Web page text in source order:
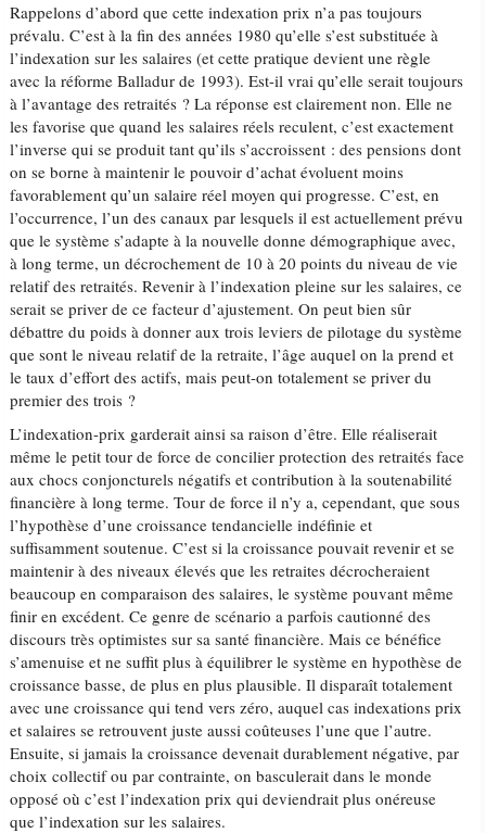
Rappelons d’abord que cette indexation prix n’a pas toujours
prévalu. C’est à la fin des années 1980 qu’elle s’est substituée à
l’indexation sur les salaires (et cette pratique devient une règle
avec la réforme Balladur de 1993). Est-il vrai qu’elle serait toujours
à l’avantage des retraités ? La réponse est clairement non. Elle ne
les favorise que quand les salaires réels reculent, c’est exactement
l’inverse qui se produit tant qu’ils s’accroissent : des pensions dont
on se borne à maintenir le pouvoir d’achat évoluent moins
favorablement qu’un salaire réel moyen qui progresse. C’est, en
l’occurrence, l’un des canaux par lesquels il est actuellement prévu
que le système s’adapte à la nouvelle donne démographique avec,
à long terme, un décrochement de 10 à 20 points du niveau de vie
relatif des retraités. Revenir à l’indexation pleine sur les salaires, ce
serait se priver de ce facteur d’ajustement. On peut bien sûr
débattre du poids à donner aux trois leviers de pilotage du système
que sont le niveau relatif de la retraite, l’âge auquel on la prend et
le taux d’effort des actifs, mais peut-on totalement se priver du
premier des trois ?
L’indexation-prix garderait ainsi sa raison d’être. Elle réaliserait
même le petit tour de force de concilier protection des retraités face
aux chocs conjoncturels négatifs et contribution à la soutenabilité
financière à long terme. Tour de force il n’y a, cependant, que sous
l’hypothèse d’une croissance tendancielle indéfinie et
suffisamment soutenue. C’est si la croissance pouvait revenir et se
maintenir à des niveaux élevés que les retraites décrocheraient
beaucoup en comparaison des salaires, le système pouvant même
finir en excédent. Ce genre de scénario a parfois cautionné des
discours très optimistes sur sa santé financière. Mais ce bénéfice
s’amenuise et ne suffit plus à équilibrer le système en hypothèse de
croissance basse, de plus en plus plausible. Il disparaît totalement
avec une croissance qui tend vers zéro, auquel cas indexations prix
et salaires se retrouvent juste aussi coûteuses l’une que l’autre.
Ensuite, si jamais la croissance devenait durablement négative, par
choix collectif ou par contrainte, on basculerait dans le monde
opposé où c’est l’indexation prix qui deviendrait plus onéreuse
que l’indexation sur les salaires.